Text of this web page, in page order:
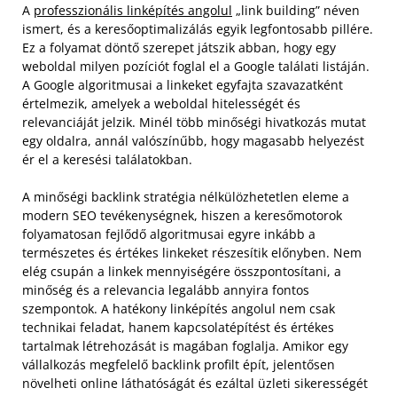
A professzionális linképítés angolul „link building” néven
ismert, és a keresőoptimalizálás egyik legfontosabb pillére.
Ez a folyamat döntő szerepet játszik abban, hogy egy
weboldal milyen pozíciót foglal el a Google találati listáján.
A Google algoritmusai a linkeket egyfajta szavazatként
értelmezik, amelyek a weboldal hitelességét és
relevanciáját jelzik. Minél több minőségi hivatkozás mutat
egy oldalra, annál valószínűbb, hogy magasabb helyezést
ér el a keresési találatokban.
A minőségi backlink stratégia nélkülözhetetlen eleme a
modern SEO tevékenységnek, hiszen a keresőmotorok
folyamatosan fejlődő algoritmusai egyre inkább a
természetes és értékes linkeket részesítik előnyben. Nem
elég csupán a linkek mennyiségére összpontosítani, a
minőség és a relevancia legalább annyira fontos
szempontok. A hatékony linképítés angolul nem csak
technikai feladat, hanem kapcsolatépítést és értékes
tartalmak létrehozását is magában foglalja. Amikor egy
vállalkozás megfelelő backlink profilt épít, jelentősen
növelheti online láthatóságát és ezáltal üzleti sikerességét